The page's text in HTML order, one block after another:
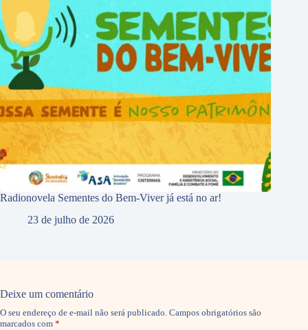
Radionovela Sementes do Bem-Viver já está no ar!
23 de julho de 2026
Deixe um comentário
O seu endereço de e-mail não será publicado. Campos obrigatórios são
marcados com *